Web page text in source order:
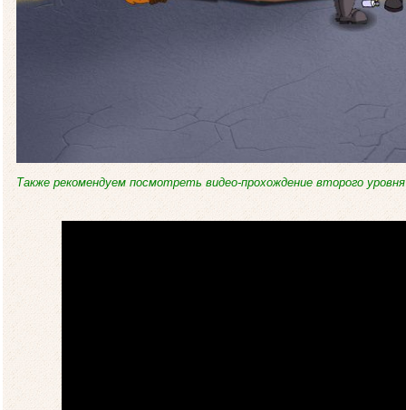
Также рекомендуем посмотреть видео-прохождение второго